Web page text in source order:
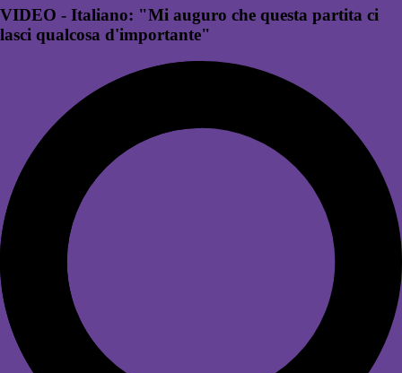
VIDEO - Italiano: "Mi auguro che questa partita ci
lasci qualcosa d'importante"